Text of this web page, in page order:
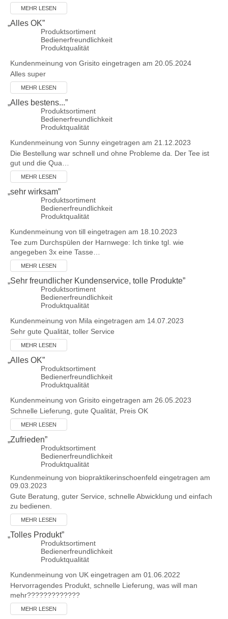
MEHR LESEN
„Alles OK”
Produktsortiment
Bedienerfreundlichkeit
Produktqualität
Kundenmeinung von Grisito eingetragen am 20.05.2024
Alles super
MEHR LESEN
„Alles bestens...”
Produktsortiment
Bedienerfreundlichkeit
Produktqualität
Kundenmeinung von Sunny eingetragen am 21.12.2023
Die Bestellung war schnell und ohne Probleme da. Der Tee ist
gut und die Qua…
MEHR LESEN
„sehr wirksam”
Produktsortiment
Bedienerfreundlichkeit
Produktqualität
Kundenmeinung von till eingetragen am 18.10.2023
Tee zum Durchspülen der Harnwege: Ich tinke tgl. wie
angegeben 3x eine Tasse…
MEHR LESEN
„Sehr freundlicher Kundenservice, tolle Produkte”
Produktsortiment
Bedienerfreundlichkeit
Produktqualität
Kundenmeinung von Mila eingetragen am 14.07.2023
Sehr gute Qualität, toller Service
MEHR LESEN
„Alles OK”
Produktsortiment
Bedienerfreundlichkeit
Produktqualität
Kundenmeinung von Grisito eingetragen am 26.05.2023
Schnelle Lieferung, gute Qualität, Preis OK
MEHR LESEN
„Zufrieden”
Produktsortiment
Bedienerfreundlichkeit
Produktqualität
Kundenmeinung von biopraktikerinschoenfeld eingetragen am
09.03.2023
Gute Beratung, guter Service, schnelle Abwicklung und einfach
zu bedienen.
MEHR LESEN
„Tolles Produkt”
Produktsortiment
Bedienerfreundlichkeit
Produktqualität
Kundenmeinung von UK eingetragen am 01.06.2022
Hervorragendes Produkt, schnelle Lieferung, was will man
mehr?????????????
MEHR LESEN